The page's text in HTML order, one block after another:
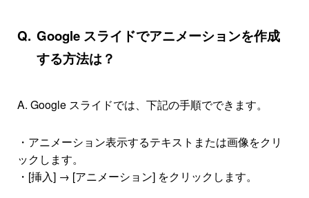
Google スライドでアニメーションを作成
する方法は？
A. Google スライドでは、下記の手順でできます。
・アニメーション表示するテキストまたは画像をクリ
ックします。
・[挿入] → [アニメーション] をクリックします。